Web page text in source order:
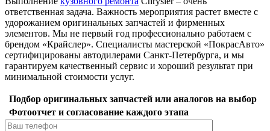
ответственная задача. Важность мероприятия растет вместе с
удорожанием оригинальных запчастей и фирменных
элементов. Мы не первый год профессионально работаем с
брендом «Крайслер». Специалисты мастерской «ПокрасАвто»
сертифицированы автодилерами Санкт-Петербурга, и мы
гарантируем качественный сервис и хороший результат при
минимальной стоимости услуг.
Подбор оригинальных запчастей или аналогов на выбор
Фотоотчет и согласование каждого этапа